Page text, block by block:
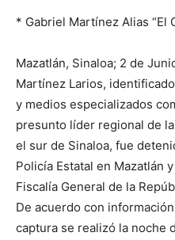
* Gabriel Martínez Alias “El
Mazatlán, Sinaloa; 2 de
Martínez Larios,
y medios especializados
presunto líder regional de
el sur de Sinaloa, fue
Policía Estatal en Mazatlán
Fiscalía General de la
De acuerdo con
captura se realizó la noche